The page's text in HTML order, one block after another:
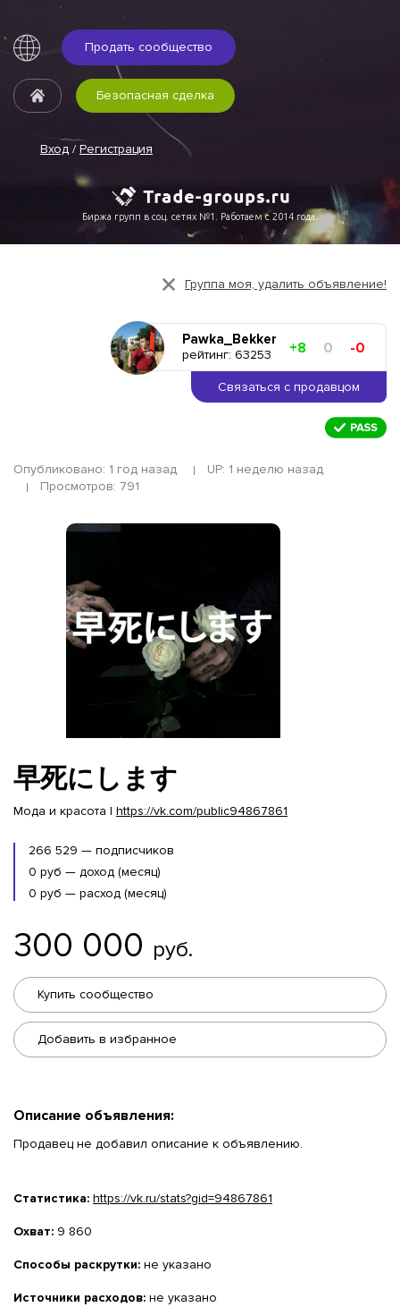
Продать сообщество
Вход / Регистрация
Безопасная сделка
Биржа групп в соц. сетях №1. Работаем с 2014 года.
Группа моя, удалить объявление!
Pawka_Bekker
рейтинг: 63253 +8 0 -0
Связаться с продавцом
Опубликовано: 1 год назад
UP: 1 неделю назад
Просмотров: 791
早死にします
Мода и красота | https://vk.com/public94867861
266 529 — подписчиков
0 руб — доход (месяц)
0 руб — расход (месяц)
300 000 руб.
Купить сообщество
Добавить в избранное
Описание объявления:
Продавец не добавил описание к объявлению.
Статистика: https://vk.ru/stats?gid=94867861
Охват: 9 860
Способы раскрутки: не указано
Источники расходов: не указано